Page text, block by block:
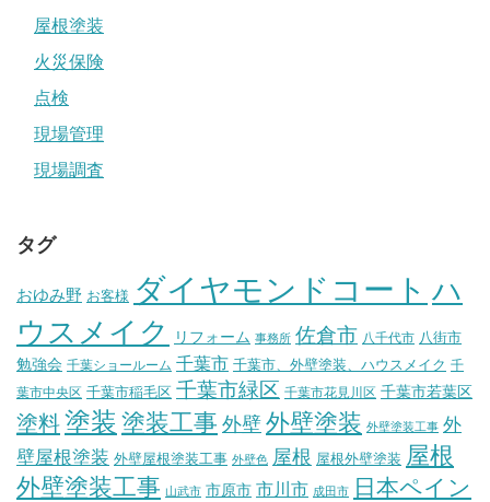
屋根塗装
火災保険
点検
現場管理
現場調査
タグ
おゆみ野 お客様 ダイヤモンドコート ハ
ウスメイク
リフォーム 事務所 佐倉市 八千代市 八街市
勉強会 千葉ショールーム 千葉市 千葉市、外壁塗装、ハウスメイク 千
葉市中央区 千葉市稲毛区 千葉市緑区 千葉市花見川区 千葉市若葉区
塗料塗装 塗装工事 外壁 外壁塗装 外壁塗装工事 外
壁屋根塗装 外壁屋根塗装工事 外壁色 屋根 屋根外壁塗装 屋根
外壁塗装工事 山武市 市原市 市川市 成田市
日本ペイン